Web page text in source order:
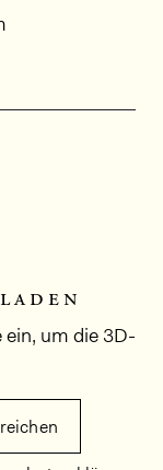
um die 3D-